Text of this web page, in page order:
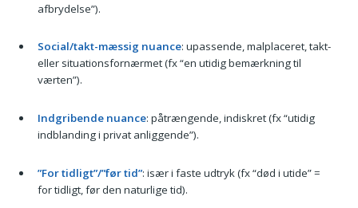
afbrydelse”).
Social/takt-mæssig nuance: upassende, malplaceret, takt-
eller situationsfornærmet (fx “en utidig bemærkning til
værten”).
Indgribende nuance: påtrængende, indiskret (fx “utidig
indblanding i privat anliggende”).
”For tidligt”/”før tid”: især i faste udtryk (fx “død i utide” =
for tidligt, før den naturlige tid).